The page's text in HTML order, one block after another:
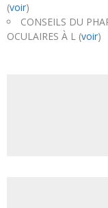
(voir)
CONSEILS DU
OCULAIRES À L (voir)